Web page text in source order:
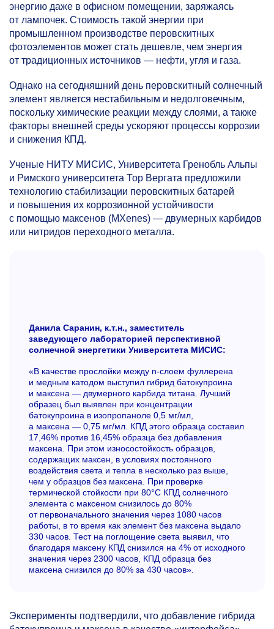
энергию даже в офисном помещении, заряжаясь
от лампочек. Стоимость такой энергии при
промышленном производстве перовскитных
фотоэлементов может стать дешевле, чем энергия
от традиционных источников — нефти, угля и газа.
Однако на сегодняшний день перовскитный солнечный
элемент является нестабильным и недолговечным,
поскольку химические реакции между слоями, а также
факторы внешней среды ускоряют процессы коррозии
и снижения КПД.
Ученые НИТУ МИСИС, Университета Гренобль Альпы
и Римского университета Тор Вергата предложили
технологию стабилизации перовскитных батарей
и повышения их коррозионной устойчивости
с помощью максенов (MXenes) — двумерных карбидов
или нитридов переходного металла.
Данила Саранин, к.т.н., заместитель
заведующего лабораторией перспективной
солнечной энергетики Университета МИСИС:
«В качестве прослойки между n-слоем фуллерена
и медным катодом выступил гибрид батокупроина
и максена — двумерного карбида титана. Лучший
образец был выявлен при концентрации
батокупроина в изопропаноле 0,5 мг/мл,
а максена — 0,75 мг/мл. КПД этого образца составил
17,46% против 16,45% образца без добавления
максена. При этом износостойкость образцов,
содержащих максен, в условиях постоянного
воздействия света и тепла в несколько раз выше,
чем у образцов без максена. При проверке
термической стойкости при 80°C КПД солнечного
элемента с максеном снизилось до 80%
от первоначального значения через 1080 часов
работы, в то время как элемент без максена выдало
330 часов. Тест на поглощение света выявил, что
благодаря максену КПД снизился на 4% от исходного
значения через 2300 часов, КПД образца без
максена снизился до 80% за 430 часов».
Эксперименты подтвердили, что добавление гибрида